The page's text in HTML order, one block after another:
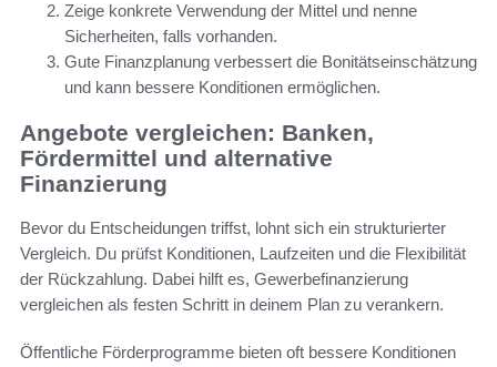
Zeige konkrete Verwendung der Mittel und nenne
Sicherheiten, falls vorhanden.
Gute Finanzplanung verbessert die Bonitätseinschätzung
und kann bessere Konditionen ermöglichen.
Angebote vergleichen: Banken,
Fördermittel und alternative
Finanzierung
Bevor du Entscheidungen triffst, lohnt sich ein strukturierter
Vergleich. Du prüfst Konditionen, Laufzeiten und die Flexibilität
der Rückzahlung. Dabei hilft es, Gewerbefinanzierung
vergleichen als festen Schritt in deinem Plan zu verankern.
Öffentliche Förderprogramme bieten oft bessere Konditionen